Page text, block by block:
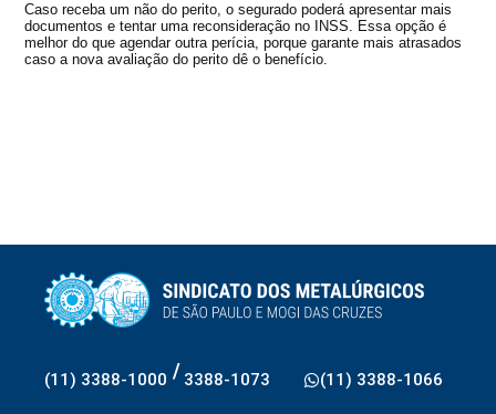
Caso receba um não do perito, o segurado poderá apresentar mais
documentos e tentar uma reconsideração no INSS. Essa opção é
melhor do que agendar outra perícia, porque garante mais atrasados
caso a nova avaliação do perito dê o benefício.
(11) 3388-1000 / 3388-1073 (11) 3388-1066